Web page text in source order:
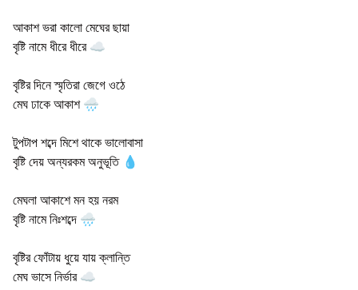
আকাশ ভরা কালো মেঘের ছায়া
বৃষ্টি নামে ধীরে ধীরে ☁️
বৃষ্টির দিনে স্মৃতিরা জেগে ওঠে
মেঘ ঢাকে আকাশ 🌧️
টুপটাপ শব্দে মিশে থাকে ভালোবাসা
বৃষ্টি দেয় অন্যরকম অনুভূতি 💧
মেঘলা আকাশে মন হয় নরম
বৃষ্টি নামে নিঃশব্দে 🌧️
বৃষ্টির ফোঁটায় ধুয়ে যায় ক্লান্তি
মেঘ ভাসে নির্ভার ☁️